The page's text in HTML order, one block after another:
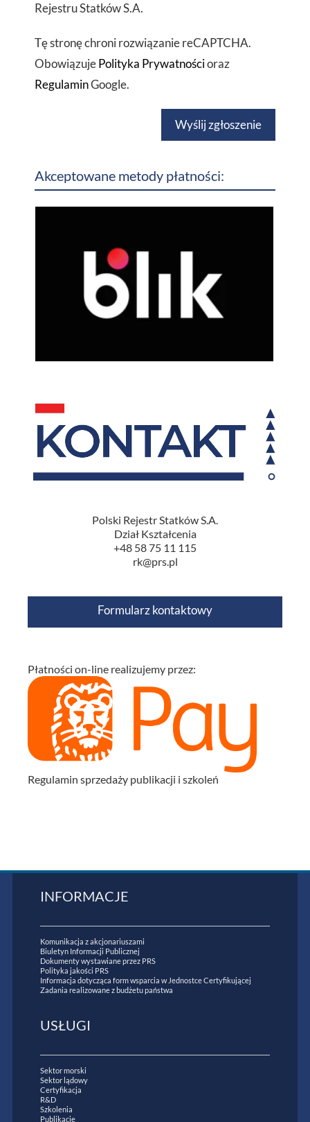
Rejestru Statków S.A.
Tę stronę chroni rozwiązanie reCAPTCHA.
ObowiązujePolityka Prywatnościoraz
RegulaminGoogle.
Wyślij zgłoszenie
Akceptowane metody płatności:
Polski Rejestr Statków S.A.
Dział Kształcenia
+48 58 75 11 115
rk@prs.pl
Formularz kontaktowy
Płatności on-line realizujemy przez:
Regulamin sprzedaży publikacji i szkoleń
INFORMACJE
Komunikacja z akcjonariuszami
Biuletyn Informacji Publicznej
Dokumenty wystawiane przez PRS
Polityka jakości PRS
Informacja dotycząca form wsparcia w Jednostce Certyfikującej
Zadania realizowane z budżetu państwa
USŁUGI
Sektor morski
Sektor lądowy
Certyfikacja
R&D
Szkolenia
Publikacje